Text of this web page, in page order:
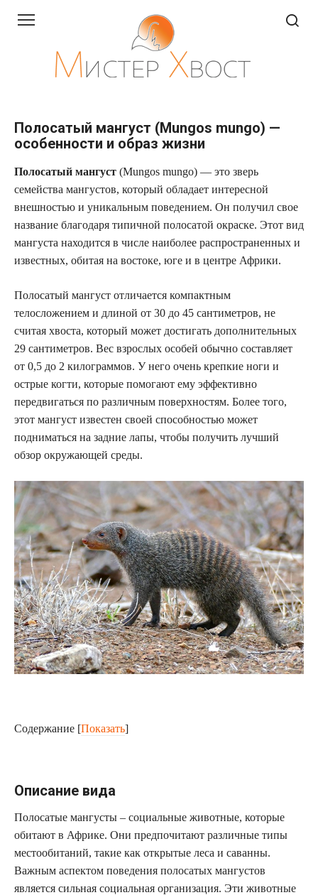
Полосатый мангуст (Mungos mungo) —
особенности и образ жизни
Полосатый мангуст (Mungos mungo) — это зверь
семейства мангустов, который обладает интересной
внешностью и уникальным поведением. Он получил свое
название благодаря типичной полосатой окраске. Этот вид
мангуста находится в числе наиболее распространенных и
известных, обитая на востоке, юге и в центре Африки.
Полосатый мангуст отличается компактным
телосложением и длиной от 30 до 45 сантиметров, не
считая хвоста, который может достигать дополнительных
29 сантиметров. Вес взрослых особей обычно составляет
от 0,5 до 2 килограммов. У него очень крепкие ноги и
острые когти, которые помогают ему эффективно
передвигаться по различным поверхностям. Более того,
этот мангуст известен своей способностью может
подниматься на задние лапы, чтобы получить лучший
обзор окружающей среды.
Содержание [Показать]
Описание вида
Полосатые мангусты – социальные животные, которые
обитают в Африке. Они предпочитают различные типы
местообитаний, такие как открытые леса и саванны.
Важным аспектом поведения полосатых мангустов
является сильная социальная организация. Эти животные